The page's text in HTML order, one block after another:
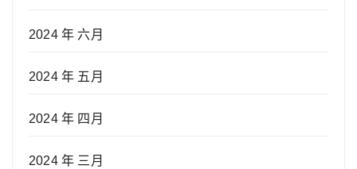
2024 年 六月
2024 年 五月
2024 年 四月
2024 年 三月